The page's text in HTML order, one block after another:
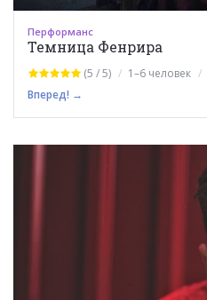
Перформанс
Темница Фенрира
(5 / 5) 1–6 человек
Вперед! →